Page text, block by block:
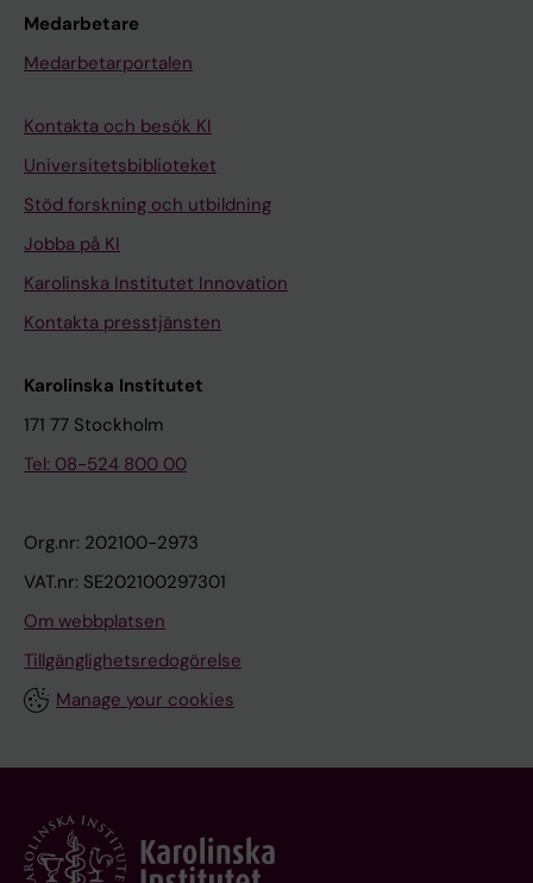
Medarbetare
Medarbetarportalen
Kontakta och besök KI
Universitetsbiblioteket
Stöd forskning och utbildning
Jobba på KI
Karolinska Institutet Innovation
Kontakta presstjänsten
Karolinska Institutet
171 77 Stockholm
Tel: 08-524 800 00
Org.nr: 202100-2973
VAT.nr: SE202100297301
Om webbplatsen
Tillgänglighetsredogörelse
Manage your cookies